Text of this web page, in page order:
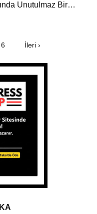
Unutulmaz Bir
6 İleri ›